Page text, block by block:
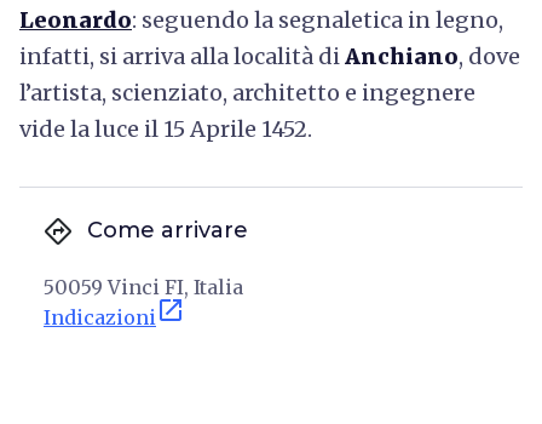
Leonardo: seguendo la segnaletica in legno,
infatti, si arriva alla località diAnchiano, dove
l’artista, scienziato, architetto e ingegnere
vide la luce il 15 Aprile 1452.
directions Come arrivare
50059 Vinci FI, Italia
Indicazioni open_in_new